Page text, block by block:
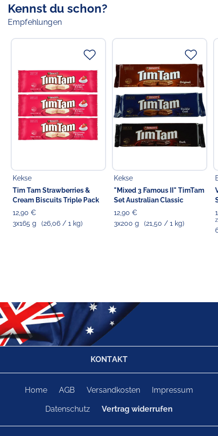
Kennst du schon?
Empfehlungen
Kekse
Tim Tam Strawberries &
Cream Biscuits Triple Pack
12,90 €
3x165 g
(26,06 / 1 kg)
Kekse
"Mixed 3 Famous II" TimTam
Set Australian Classic
12,90 €
3x200 g
(21,50 / 1 kg)
KONTAKT
Home AGB Versandkosten Impressum
Datenschutz Vertrag widerrufen